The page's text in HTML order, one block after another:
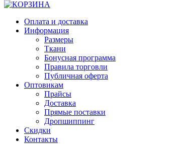
Оплата и доставка
Информация
Размеры
Ткани
Бонусная программа
Правила торговли
Публичная оферта
Оптовикам
Прайсы
Доставка
Прямые поставки
Дропшиппинг
Скидки
Контакты